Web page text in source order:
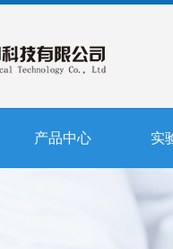
产品中心 实